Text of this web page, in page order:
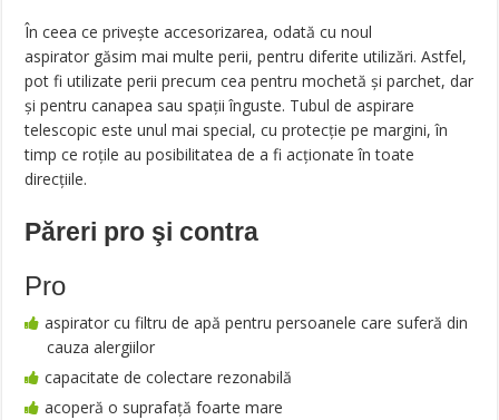
În ceea ce priveşte accesorizarea, odată cu noul
aspirator găsim mai multe perii, pentru diferite utilizări. Astfel,
pot fi utilizate perii precum cea pentru mochetă şi parchet, dar
şi pentru canapea sau spaţii înguste. Tubul de aspirare
telescopic este unul mai special, cu protecţie pe margini, în
timp ce roţile au posibilitatea de a fi acţionate în toate
direcţiile.
Păreri pro şi contra
Pro
aspirator cu filtru de apă pentru persoanele care suferă din
cauza alergiilor
capacitate de colectare rezonabilă
acoperă o suprafaţă foarte mare